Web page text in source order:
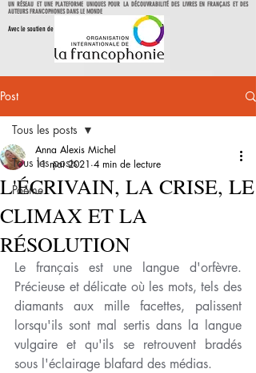
UN RÉSEAU ET UNE PLATEFORME UNIQUES POUR LA DÉCOUVRABILITÉ DES LIVRES EN FRANÇAIS ET DES
AUTEURS FRANCOPHONES DANS LE MONDE
Avec le soutien de
Post
Tous les posts
Poème
Tous les posts
L'ÉCRIVAIN, LA CRISE, LE
CLIMAX ET LA
RÉSOLUTION
Anna Alexis Michel
11 mai 2021 4 min de lecture
Le français est une langue d'orfèvre.
Précieuse et délicate où les mots, tels des
diamants aux mille facettes, palissent
lorsqu'ils sont mal sertis dans la langue
vulgaire et qu'ils se retrouvent bradés
sous l'éclairage blafard des médias.